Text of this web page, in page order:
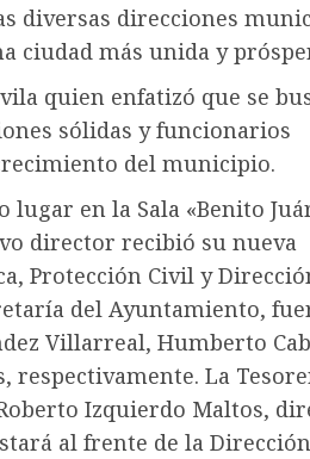
diversas direcciones
ciudad más unida y
quien enfatizó que se
sólidas y funcionarios
del municipio.
en la Sala «Benito
director recibió su nueva
Protección Civil y
del Ayuntamiento,
Villarreal, Humberto
respectivamente. La
Izquierdo Maltos,
al frente de la